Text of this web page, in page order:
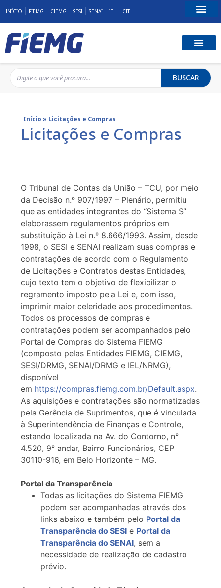
INÍCIO FIEMG CIEMG SESI SENAI IEL CIT
BUSCAR
Início » Licitações e Compras
Licitações e Compras
O Tribunal de Contas da União – TCU, por meio
da Decisão n.º 907/1997 – Plenário, permitiu
que as entidades integrantes do “Sistema S”
elaborassem regulamentos próprios em
substituição à Lei n.º 8.666/1993. Assim, desde
1998, o SESI e SENAI realizam suas compras e
contratações de acordo com o Regulamento
de Licitações e Contratos destas Entidades,
cujo texto tem o objetivo de flexibilizar o
regramento imposto pela Lei e, com isso,
imprimir maior celeridade aos procedimentos.
Todos os processos de compras e
contratações podem ser acompanhados pelo
Portal de Compras do Sistema FIEMG
(composto pelas Entidades FIEMG, CIEMG,
SESI/DRMG, SENAI/DRMG e IEL/NRMG),
disponível
em https://compras.fiemg.com.br/Default.aspx.
As aquisições e contratações são normatizadas
pela Gerência de Suprimentos, que é vinculada
à Superintendência de Finanças e Controle,
estando localizada na Av. do Contorno, n°
4.520, 9° andar, Bairro Funcionários, CEP
30110-916, em Belo Horizonte – MG.
Portal da Transparência
Todas as licitações do Sistema FIEMG
podem ser acompanhadas através dos
links abaixo e também pelo Portal da
Transparência do SESI e Portal da
Transparência do SENAI, sem a
necessidade de realização de cadastro
prévio.